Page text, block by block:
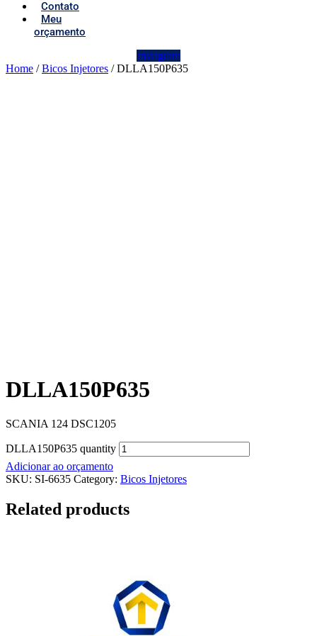
Contato
Meu
orçamento
Instagram
Home /Bicos Injetores / DLLA150P635
DLLA150P635
SCANIA 124 DSC1205
DLLA150P635 quantity
Adicionar ao orçamento
SKU: SI-6635 Category: Bicos Injetores
Related products